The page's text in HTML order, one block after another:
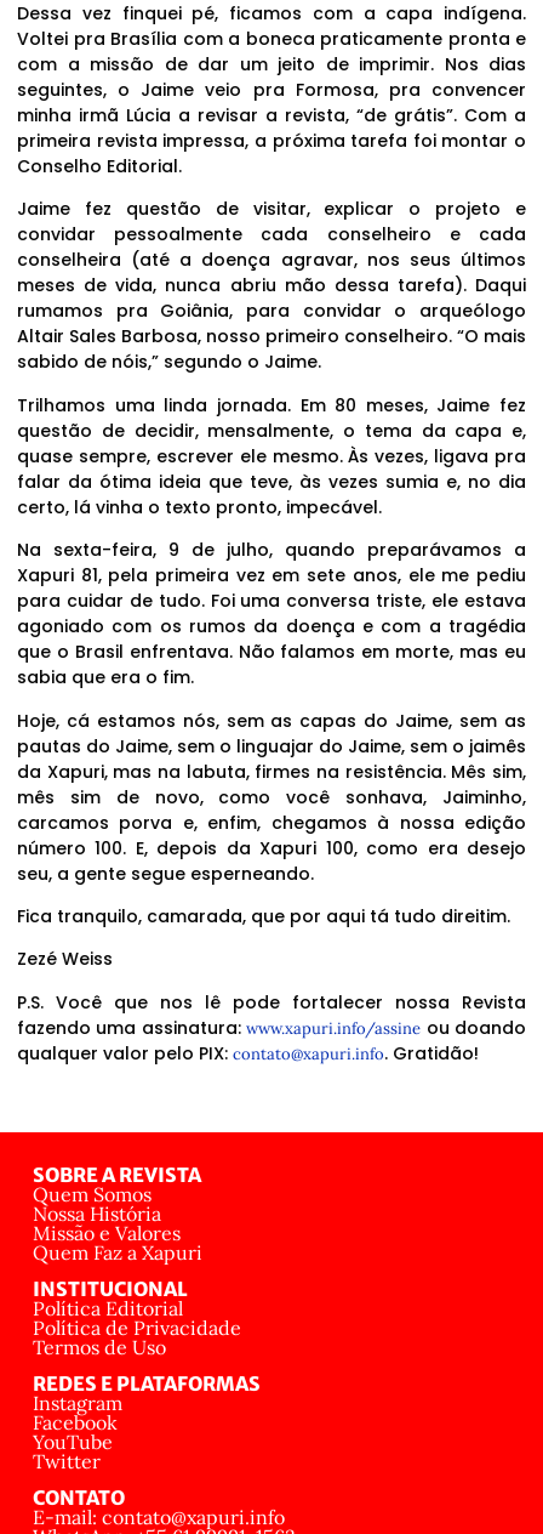
Dessa vez finquei pé, ficamos com a capa indígena.
Voltei pra Brasília com a boneca praticamente pronta e
com a missão de dar um jeito de imprimir. Nos dias
seguintes, o Jaime veio pra Formosa, pra convencer
minha irmã Lúcia a revisar a revista, “de grátis”. Com a
primeira revista impressa, a próxima tarefa foi montar o
Conselho Editorial.
Jaime fez questão de visitar, explicar o projeto e
convidar pessoalmente cada conselheiro e cada
conselheira (até a doença agravar, nos seus últimos
meses de vida, nunca abriu mão dessa tarefa). Daqui
rumamos pra Goiânia, para convidar o arqueólogo
Altair Sales Barbosa, nosso primeiro conselheiro. “O mais
sabido de nóis,” segundo o Jaime.
Trilhamos uma linda jornada. Em 80 meses, Jaime fez
questão de decidir, mensalmente, o tema da capa e,
quase sempre, escrever ele mesmo. Às vezes, ligava pra
falar da ótima ideia que teve, às vezes sumia e, no dia
certo, lá vinha o texto pronto, impecável.
Na sexta-feira, 9 de julho, quando preparávamos a
Xapuri 81, pela primeira vez em sete anos, ele me pediu
para cuidar de tudo. Foi uma conversa triste, ele estava
agoniado com os rumos da doença e com a tragédia
que o Brasil enfrentava. Não falamos em morte, mas eu
sabia que era o fim.
Hoje, cá estamos nós, sem as capas do Jaime, sem as
pautas do Jaime, sem o linguajar do Jaime, sem o jaimês
da Xapuri, mas na labuta, firmes na resistência. Mês sim,
mês sim de novo, como você sonhava, Jaiminho,
carcamos porva e, enfim, chegamos à nossa edição
número 100. E, depois da Xapuri 100, como era desejo
seu, a gente segue esperneando.
Fica tranquilo, camarada, que por aqui tá tudo direitim.
Zezé Weiss
P.S. Você que nos lê pode fortalecer nossa Revista
fazendo uma assinatura:www.xapuri.info/assine ou doando
qualquer valor pelo PIX: contato@xapuri.info. Gratidão!
SOBRE A REVISTA
Quem Somos
Nossa História
Missão e Valores
Quem Faz a Xapuri
INSTITUCIONAL
Política Editorial
Política de Privacidade
Termos de Uso
REDES E PLATAFORMAS
Instagram
Facebook
YouTube
Twitter
CONTATO
E-mail: contato@xapuri.info